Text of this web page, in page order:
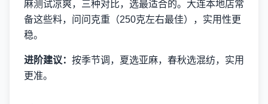
麻测试凉爽，三种对比，选最适合的。大连本地店常
备这些料，问问克重（250克左右最佳），实用性更
稳。
进阶建议： 按季节调，夏选亚麻，春秋选混纺，实用
更准。